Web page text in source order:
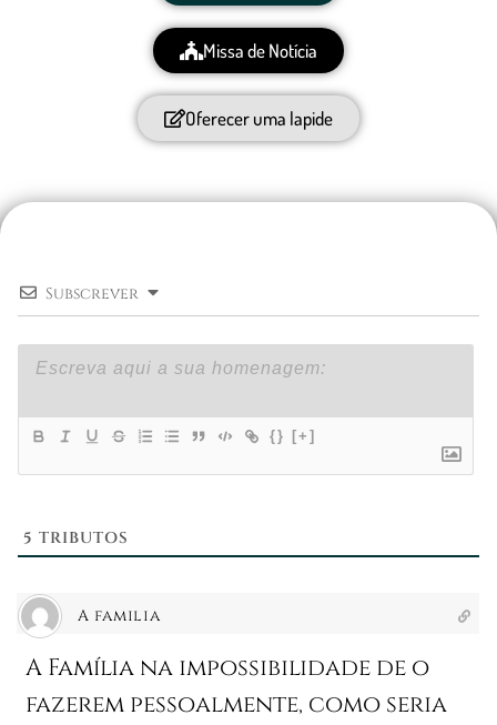
Missa de Notícia
Oferecer uma lapide
Subscrever
{} [+]
5 TRIBUTOS
A familia
A Família na impossibilidade de o
fazerem pessoalmente, como seria